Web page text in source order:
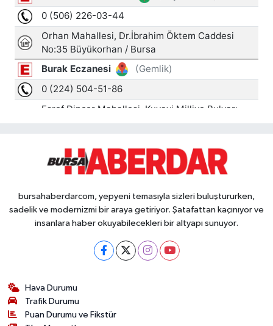
bursahaberdarcom, yepyeni temasıyla sizleri buluştururken,
sadelik ve modernizmi bir araya getiriyor. Şatafattan kaçınıyor ve
insanlara haber okuyabilecekleri bir altyapı sunuyor.
Hava Durumu
Trafik Durumu
Puan Durumu ve Fikstür